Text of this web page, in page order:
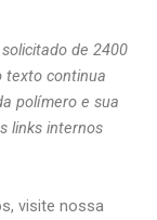
de 2400
texto continua
polímero e sua
links internos
visite nossa